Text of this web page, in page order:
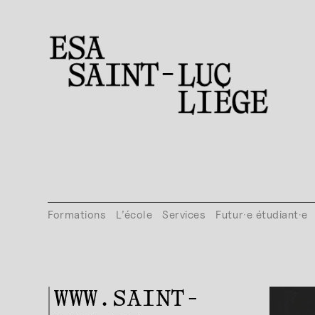
Formations L’école Services Futur·e étudiant·e
WWW.SAINT-